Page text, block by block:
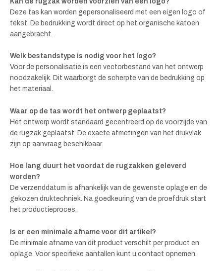
Deze tas kan worden gepersonaliseerd met een eigen logo of
tekst. De bedrukking wordt direct op het organische katoen
aangebracht.
Welk bestandstype is nodig voor het logo?
Voor de personalisatie is een vectorbestand van het ontwerp
noodzakelijk. Dit waarborgt de scherpte van de bedrukking op
het materiaal.
Waar op de tas wordt het ontwerp geplaatst?
Het ontwerp wordt standaard gecentreerd op de voorzijde van
de rugzak geplaatst. De exacte afmetingen van het drukvlak
zijn op aanvraag beschikbaar.
Hoe lang duurt het voordat de rugzakken geleverd
worden?
De verzenddatum is afhankelijk van de gewenste oplage en de
gekozen druktechniek. Na goedkeuring van de proefdruk start
het productieproces.
Is er een minimale afname voor dit artikel?
De minimale afname van dit product verschilt per product en
oplage. Voor specifieke aantallen kunt u contact opnemen.